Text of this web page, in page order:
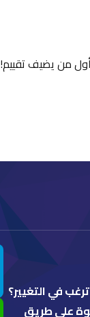
أول من يضيف تقييم!
في التغيير؟
على طريق